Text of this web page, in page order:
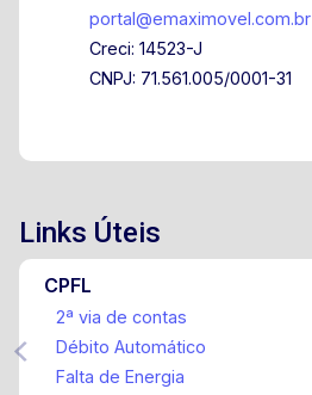
portal@emaximovel.com.br
Creci: 14523-J
CNPJ: 71.561.005/0001-31
Links Úteis
CPFL
2ª via de contas
Débito Automático
Falta de Energia